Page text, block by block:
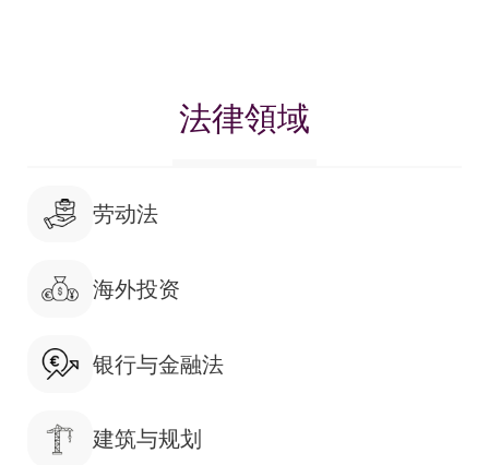
法律領域
劳动法
海外投资
银行与金融法
建筑与规划